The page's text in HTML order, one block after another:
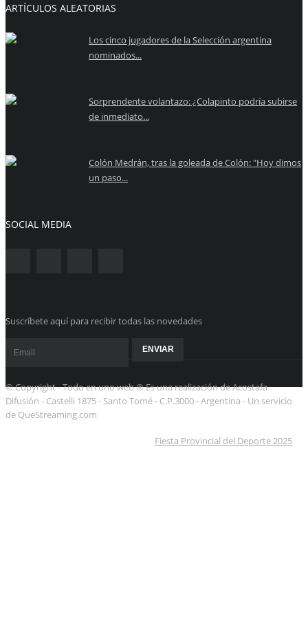
ARTÍCULOS ALEATORIAS
Los cinco jugadores de la Selección argentina
nominados...
Sorprendente volantazo: ¿Colapinto podría subirse
de inmediato...
Colón Medrán, tras la goleada de Colón: "Hoy dimos
un paso...
SOCIAL MEDIA
Suscríbete aquí para recibir todas las novedades
© Copyright - Todo en uno web ® Es una realización de Acostafa
Difusión - Castelli 1875 - Santo Tomé - C.P.3000 - Argentina - Un servicio
de QueStreaming.com
Fiesta Provincial del Deporte 2025